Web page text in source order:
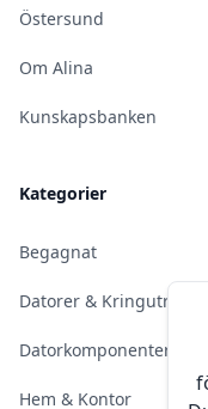
Östersund
Om Alina
Kunskapsbanken
Kategorier
Begagnat
Datorer &
Datorkomponenter
Hem & Kontor